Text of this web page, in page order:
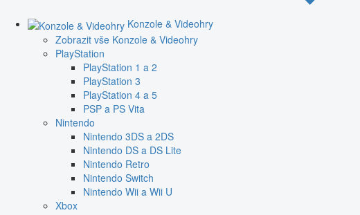
Konzole & Videohry
Zobrazit vše Konzole & Videohry
PlayStation
PlayStation 1 a 2
PlayStation 3
PlayStation 4 a 5
PSP a PS Vita
Nintendo
Nintendo 3DS a 2DS
Nintendo DS a DS Lite
Nintendo Retro
Nintendo Switch
Nintendo Wii a Wii U
Xbox